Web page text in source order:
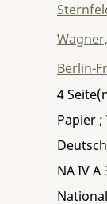
Berlin-
4
Papier
Deutsch
NA IV A